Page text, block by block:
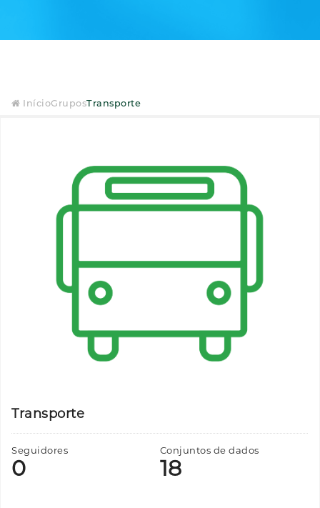
InícioGruposTransporte
Transporte
Seguidores
0
Conjuntos de dados
18